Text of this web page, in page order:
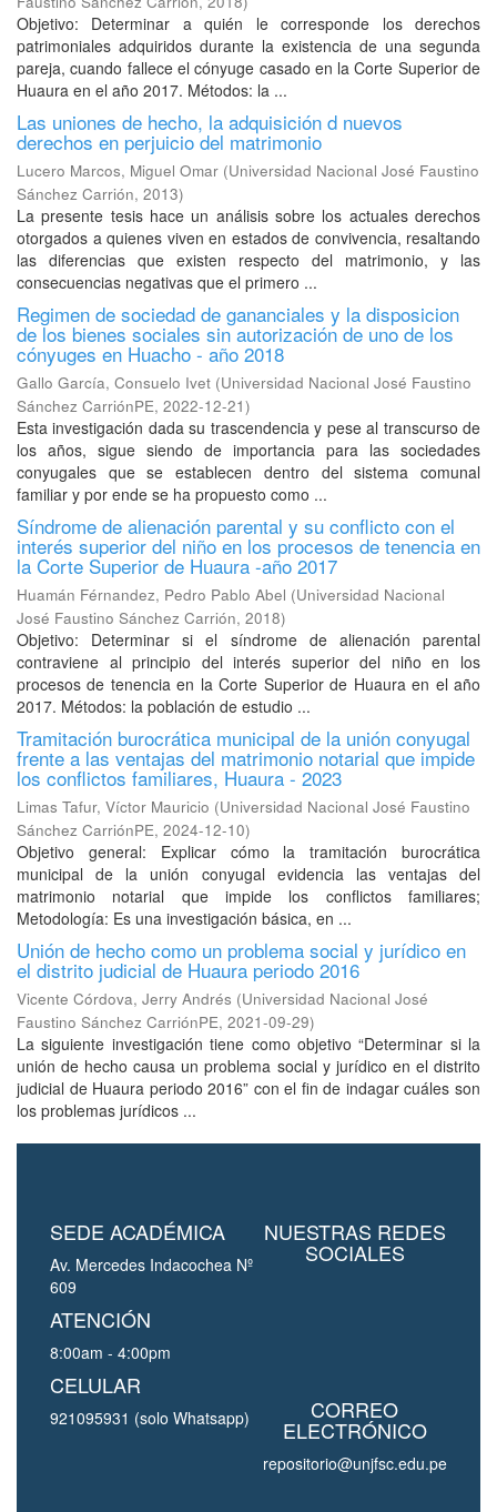
Objetivo: Determinar a quién le corresponde los derechos
patrimoniales adquiridos durante la existencia de una segunda
pareja, cuando fallece el cónyuge casado en la Corte Superior de
Huaura en el año 2017. Métodos: la ...
Las uniones de hecho, la adquisición d nuevos
derechos en perjuicio del matrimonio
Lucero Marcos, Miguel Omar (Universidad Nacional José Faustino
Sánchez Carrión, 2013)
La presente tesis hace un análisis sobre los actuales derechos
otorgados a quienes viven en estados de convivencia, resaltando
las diferencias que existen respecto del matrimonio, y las
consecuencias negativas que el primero ...
Regimen de sociedad de gananciales y la disposicion
de los bienes sociales sin autorización de uno de los
cónyuges en Huacho - año 2018
Gallo García, Consuelo Ivet (Universidad Nacional José Faustino
Sánchez CarriónPE, 2022-12-21)
Esta investigación dada su trascendencia y pese al transcurso de
los años, sigue siendo de importancia para las sociedades
conyugales que se establecen dentro del sistema comunal
familiar y por ende se ha propuesto como ...
Síndrome de alienación parental y su conflicto con el
interés superior del niño en los procesos de tenencia en
la Corte Superior de Huaura -año 2017
Huamán Férnandez, Pedro Pablo Abel (Universidad Nacional
José Faustino Sánchez Carrión, 2018)
Objetivo: Determinar si el síndrome de alienación parental
contraviene al principio del interés superior del niño en los
procesos de tenencia en la Corte Superior de Huaura en el año
2017. Métodos: la población de estudio ...
Tramitación burocrática municipal de la unión conyugal
frente a las ventajas del matrimonio notarial que impide
los conflictos familiares, Huaura - 2023
Limas Tafur, Víctor Mauricio (Universidad Nacional José Faustino
Sánchez CarriónPE, 2024-12-10)
Objetivo general: Explicar cómo la tramitación burocrática
municipal de la unión conyugal evidencia las ventajas del
matrimonio notarial que impide los conflictos familiares;
Metodología: Es una investigación básica, en ...
Unión de hecho como un problema social y jurídico en
el distrito judicial de Huaura periodo 2016
Vicente Córdova, Jerry Andrés (Universidad Nacional José
Faustino Sánchez CarriónPE, 2021-09-29)
La siguiente investigación tiene como objetivo “Determinar si la
unión de hecho causa un problema social y jurídico en el distrito
judicial de Huaura periodo 2016” con el fin de indagar cuáles son
los problemas jurídicos ...
SEDE ACADÉMICA
Av. Mercedes Indacochea Nº
609
ATENCIÓN
8:00am - 4:00pm
CELULAR
921095931 (solo Whatsapp)
NUESTRAS REDES
SOCIALES
CORREO
ELECTRÓNICO
repositorio@unjfsc.edu.pe